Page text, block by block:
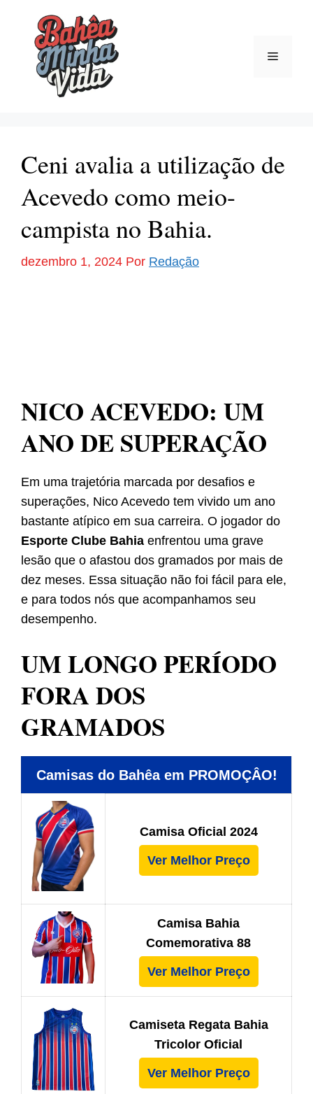
conteúdo
Menu
Ceni avalia a utilização de
Acevedo como meio-
campista no Bahia.
dezembro 1, 2024 Por Redação
NICO ACEVEDO: UM
ANO DE SUPERAÇÃO
Em uma trajetória marcada por desafios e
superações, Nico Acevedo tem vivido um ano
bastante atípico em sua carreira. O jogador do
Esporte Clube Bahia enfrentou uma grave
lesão que o afastou dos gramados por mais de
dez meses. Essa situação não foi fácil para ele,
e para todos nós que acompanhamos seu
desempenho.
UM LONGO PERÍODO
FORA DOS
GRAMADOS
Camisas do Bahêa em PROMOÇÂO!
Camisa Oficial 2024
Ver Melhor Preço
Camisa Bahia
Comemorativa 88
Ver Melhor Preço
Camiseta Regata Bahia
Tricolor Oficial
Ver Melhor Preço